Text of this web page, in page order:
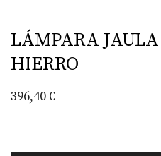
LÁMPARA
HIERRO
396,40€